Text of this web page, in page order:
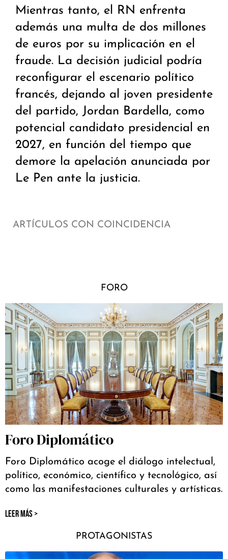
Mientras tanto, el RN enfrenta
además una multa de dos millones
de euros por su implicación en el
fraude. La decisión judicial podría
reconfigurar el escenario político
francés, dejando al joven presidente
del partido, Jordan Bardella, como
potencial candidato presidencial en
2027, en función del tiempo que
demore la apelación anunciada por
Le Pen ante la justicia.
ARTÍCULOS CON COINCIDENCIA
FORO
Foro Diplomático
Foro Diplomático acoge el diálogo intelectual,
político, económico, científico y tecnológico, así
como las manifestaciones culturales y artísticas.
LEER MÁS >
PROTAGONISTAS